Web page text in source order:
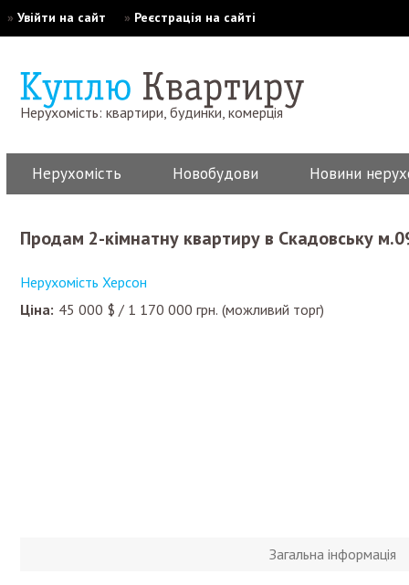
» Увійти на сайт » Реєстрація на сайті
Нерухомість: квартири, будинки, комерція
Нерухомість Новобудови Новини
Продам 2-кімнатну квартиру в Скадовську
Нерухомість Херсон
Ціна: 45 000 $ / 1 170 000 грн. (можливий торг)
Загальна інформація